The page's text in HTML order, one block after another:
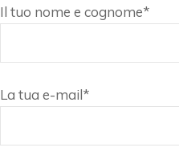
Il tuo nome e cognome*
La tua e-mail*